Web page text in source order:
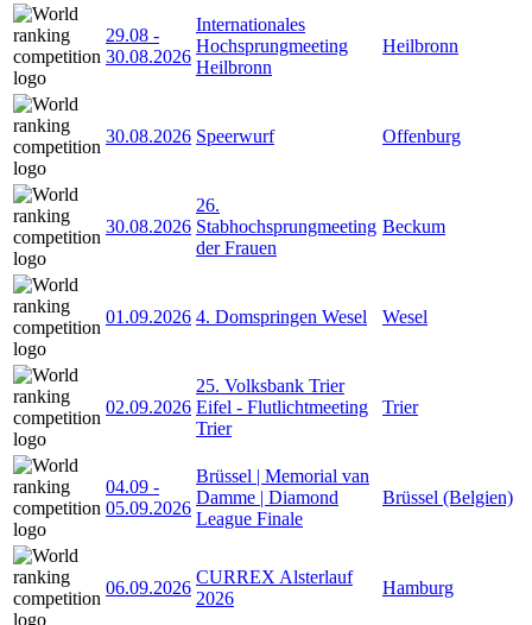
29.08 -
30.08.2026
Internationales
Hochsprungmeeting
Heilbronn
Heilbronn
30.08.2026 Speerwurf Offenburg
30.08.2026
26.
Stabhochsprungmeeting
der Frauen
Beckum
01.09.2026 4. Domspringen Wesel Wesel
02.09.2026
25. Volksbank Trier
Eifel - Flutlichtmeeting
Trier
Trier
04.09 -
05.09.2026
Brüssel | Memorial van
Damme | Diamond
League Finale
Brüssel (Belgien)
06.09.2026
CURREX Alsterlauf
2026
Hamburg